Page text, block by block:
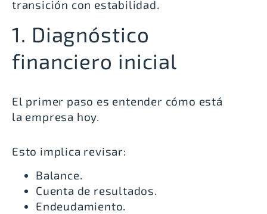
transición con estabilidad.
1. Diagnóstico
financiero inicial
El primer paso es entender cómo está
la empresa hoy.
Esto implica revisar:
Balance.
Cuenta de resultados.
Endeudamiento.